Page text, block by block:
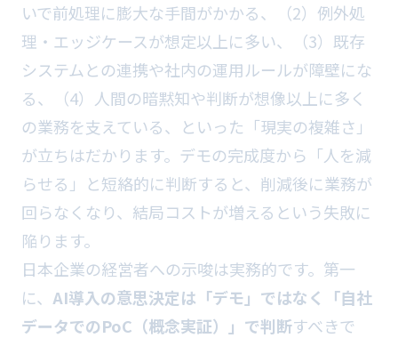
いで前処理に膨大な手間がかかる、（2）例外処
理・エッジケースが想定以上に多い、（3）既存
システムとの連携や社内の運用ルールが障壁にな
る、（4）人間の暗黙知や判断が想像以上に多く
の業務を支えている、といった「現実の複雑さ」
が立ちはだかります。デモの完成度から「人を減
らせる」と短絡的に判断すると、削減後に業務が
回らなくなり、結局コストが増えるという失敗に
陥ります。
日本企業の経営者への示唆は実務的です。第一
に、 AI導入の意思決定は「デモ」ではなく「自社
データでのPoC（概念実証）」で判断すべきで